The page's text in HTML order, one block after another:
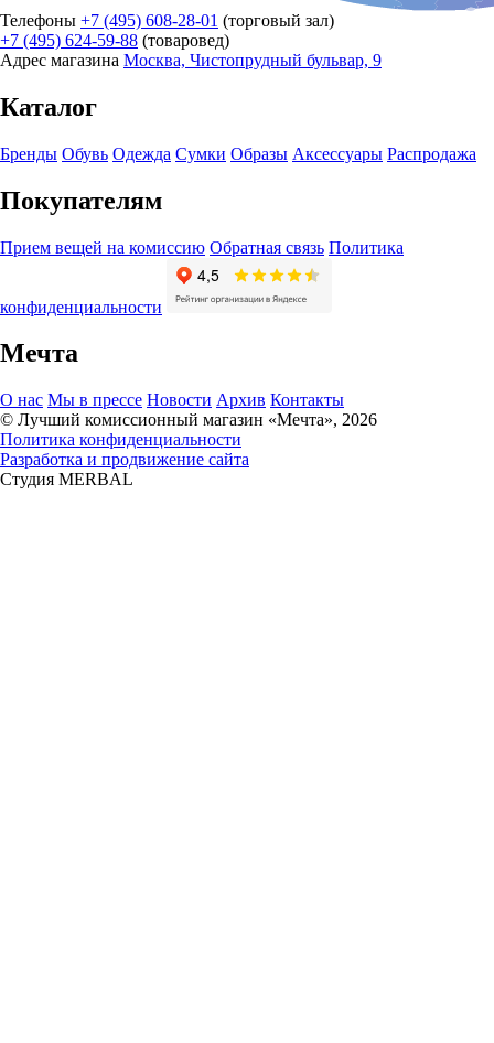
Телефоны +7 (495) 608-28-01 (торговый зал)
+7 (495) 624-59-88 (товаровед)
Адрес магазина Москва, Чистопрудный бульвар, 9
Каталог
Бренды Обувь Одежда Сумки Образы Аксессуары Распродажа
Покупателям
Прием вещей на комиссию Обратная связь Политика
конфиденциальности
Мечта
О нас Мы в прессе Новости Архив Контакты
© Лучший комиссионный магазин «Мечта», 2026
Политика конфиденциальности
Разработка и продвижение сайта
Студия MERBAL